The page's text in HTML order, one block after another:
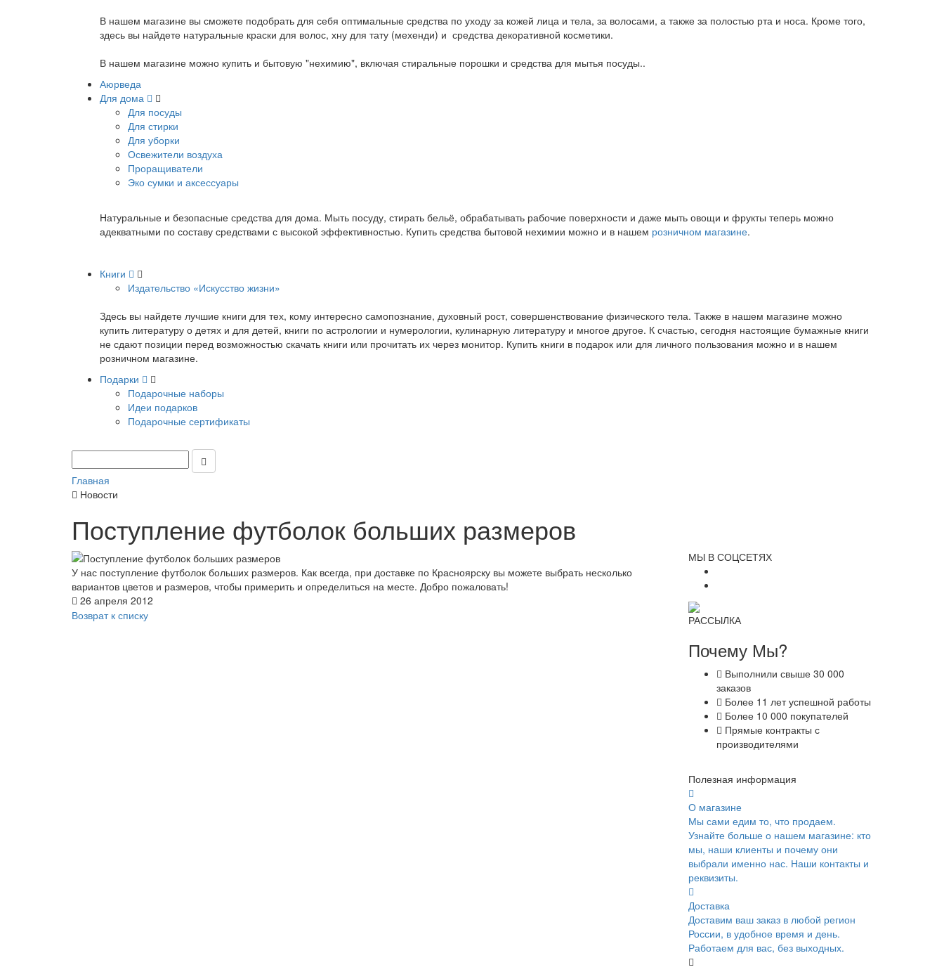
В нашем магазине вы сможете подобрать для себя оптимальные средства по уходу за кожей лица и тела, за волосами, а также за полостью рта и носа. Кроме того,
здесь вы найдете натуральные краски для волос, хну для тату (мехенди) и средства декоративной косметики.
В нашем магазине можно купить и бытовую "нехимию", включая стиральные порошки и средства для мытья посуды..
Аюрведа
Для дома
Для посуды
Для стирки
Для уборки
Освежители воздуха
Проращиватели
Эко сумки и аксессуары
Натуральные и безопасные средства для дома. Мыть посуду, стирать бельё, обрабатывать рабочие поверхности и даже мыть овощи и фрукты теперь можно
адекватными по составу средствами с высокой эффективностью. Купить средства бытовой нехимии можно и в нашем розничном магазине.
Книги
Издательство «Искусство жизни»
Здесь вы найдете лучшие книги для тех, кому интересно самопознание, духовный рост, совершенствование физического тела. Также в нашем магазине можно
купить литературу о детях и для детей, книги по астрологии и нумерологии, кулинарную литературу и многое другое. К счастью, сегодня настоящие бумажные книги
не сдают позиции перед возможностью скачать книги или прочитать их через монитор. Купить книги в подарок или для личного пользования можно и в нашем
розничном магазине.
Подарки
Подарочные наборы
Идеи подарков
Подарочные сертификаты
Главная
Новости
Поступление футболок больших размеров
У нас поступление футболок больших размеров. Как всегда, при доставке по Красноярску вы можете выбрать несколько
вариантов цветов и размеров, чтобы примерить и определиться на месте. Добро пожаловать!
26 апреля 2012
Возврат к списку
МЫ В СОЦСЕТЯХ
РАССЫЛКА
Почему Мы?
Выполнили свыше 30 000
заказов
Более 11 лет успешной работы
Более 10 000 покупателей
Прямые контракты с
производителями
Полезная информация
О магазине
Мы сами едим то, что продаем.
Узнайте больше о нашем магазине: кто
мы, наши клиенты и почему они
выбрали именно нас. Наши контакты и
реквизиты.
Доставка
Доставим ваш заказ в любой регион
России, в удобное время и день.
Работаем для вас, без выходных.